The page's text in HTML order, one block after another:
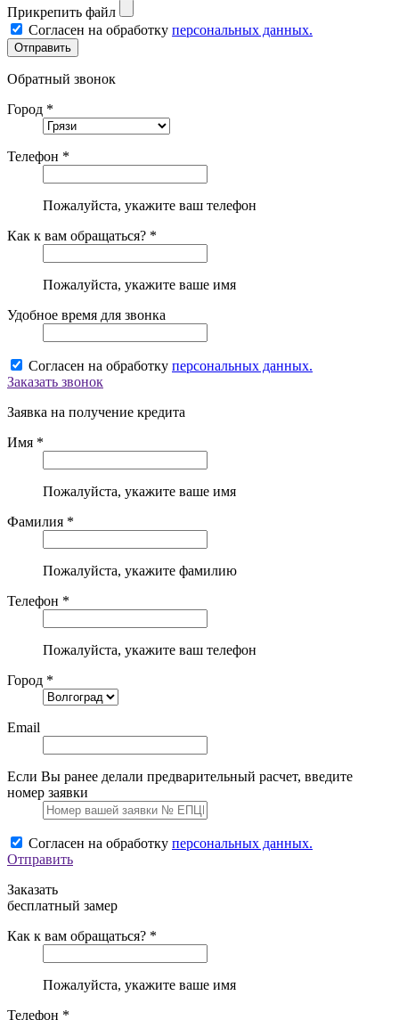
Прикрепить файл
Согласен на обработку персональных данных.
Обратный звонок
Город *
Телефон *
Пожалуйста, укажите ваш телефон
Как к вам обращаться? *
Пожалуйста, укажите ваше имя
Удобное время для звонка
Согласен на обработку персональных данных.
Заказать звонок
Заявка на получение кредита
Имя *
Пожалуйста, укажите ваше имя
Фамилия *
Пожалуйста, укажите фамилию
Телефон *
Пожалуйста, укажите ваш телефон
Город *
Email
Если Вы ранее делали предварительный расчет, введите
номер заявки
Согласен на обработку персональных данных.
Отправить
Заказать
бесплатный замер
Как к вам обращаться? *
Пожалуйста, укажите ваше имя
Телефон *